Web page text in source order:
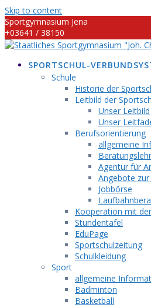
Skip to content
Sportgymnasium Jena
+03641 / 38150
info@sportgymnasium-jena.info
SPORTSCHUL-
Schule
Historie der
Leitbild der
Unser Leitbild
Unser
Berufsorientierung
allgemeine
Agentur für
Angebote
Jobbörse
Kooperation mit
Stundentafel
EduPage
Sportschulzeitung
Schulkleidung
Sport
allgemeine
Badminton
Basketball